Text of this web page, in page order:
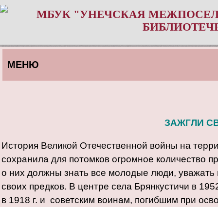
МБУК "УНЕЧСКАЯ
МЕНЮ
ЗАЖГЛИ
История Великой Отечественной войны на
сохранила для потомков огромное количество
о них должны знать все молодые люди, уважать
своих предков. В центре села Брянкустичи в
в 1918 г. и советским воинам, погибшим при